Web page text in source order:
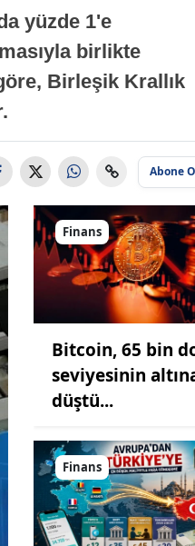
yüzde 1'e
birlikte
Birleşik Krallık
Abone
Finans
Bitcoin, 65 bin
seviyesinin
düştü...
Finans